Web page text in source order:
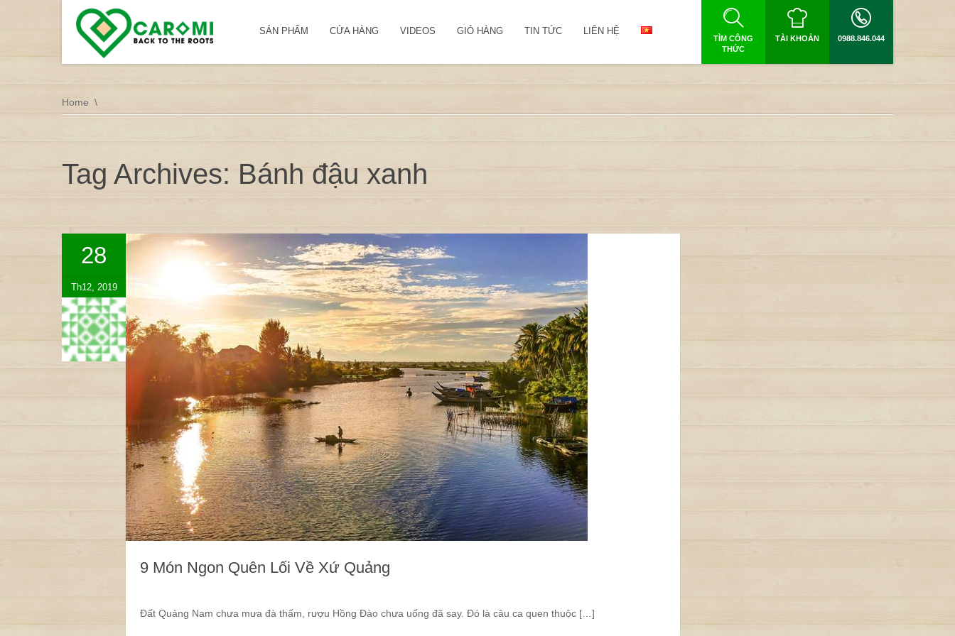
SẢN PHẨM CỬA HÀNG VIDEOS GIỎ HÀNG TIN TỨC LIÊN HỆ
TÌM CÔNG
THỨC
TÀI KHOẢN 0988.846.044
Home
Tag Archives: Bánh đậu xanh
28
Th12, 2019
9 Món Ngon Quên Lối Về Xứ Quảng
Đất Quảng Nam chưa mưa đà thấm, rượu Hồng Đào chưa uống đã say. Đó là câu ca quen thuộc […]